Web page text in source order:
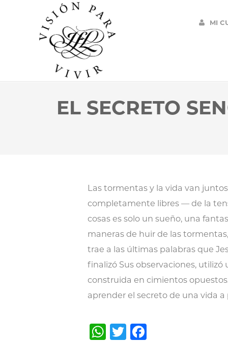
MI
EL SECRETO
Las tormentas y la vida van
completamente libres — de la
cosas es solo un sueño, una
maneras de huir de las
trae a las últimas palabras que
finalizó Sus observaciones, utilizó
construida en cimientos
aprender el secreto de una vida
WhatsApp
Twitter